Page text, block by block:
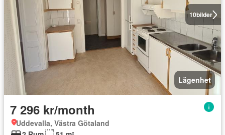
10bilder
Lägenhet
7 296 kr/month
Uddevalla, Västra Götaland